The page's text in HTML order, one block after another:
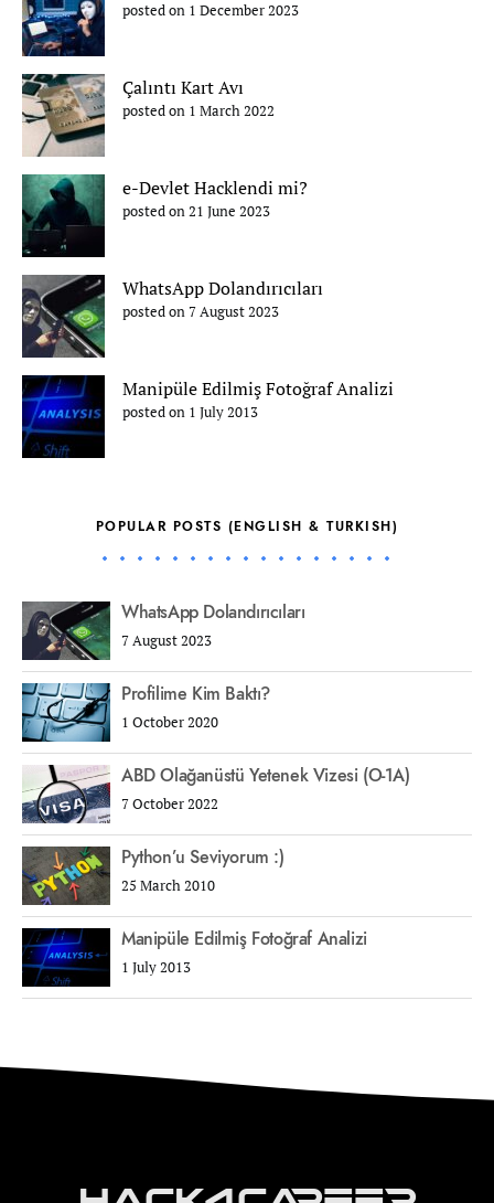
posted on 1 December 2023
Çalıntı Kart Avı
posted on 1 March 2022
e-Devlet Hacklendi mi?
posted on 21 June 2023
WhatsApp Dolandırıcıları
posted on 7 August 2023
Manipüle Edilmiş Fotoğraf Analizi
posted on 1 July 2013
POPULAR POSTS (ENGLISH & TURKISH)
WhatsApp Dolandırıcıları
7 August 2023
Profilime Kim Baktı?
1 October 2020
ABD Olağanüstü Yetenek Vizesi (O-1A)
7 October 2022
Python’u Seviyorum :)
25 March 2010
Manipüle Edilmiş Fotoğraf Analizi
1 July 2013